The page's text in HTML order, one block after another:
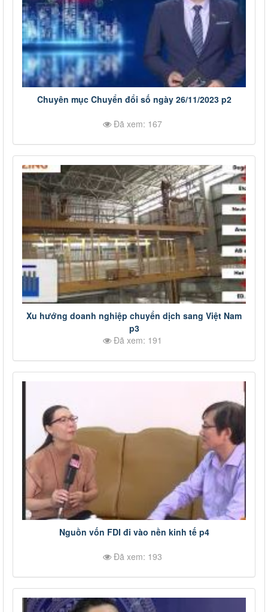
Chuyên mục Chuyển đổi số ngày 26/11/2023 p2
Đã xem: 167
Xu hướng doanh nghiệp chuyển dịch sang Việt Nam
p3
Đã xem: 191
Nguồn vốn FDI đi vào nền kinh tế p4
Đã xem: 193